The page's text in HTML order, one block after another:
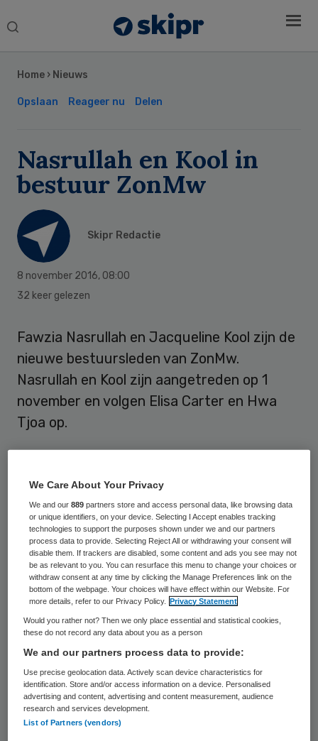
Search
Home › Nieuws
Opslaan Reageer nu Delen
Nasrullah en Kool in
bestuur ZonMw
Skipr Redactie
8 november 2016, 08:00
32 keer gelezen
Fawzia Nasrullah en Jacqueline Kool zijn de
nieuwe bestuursleden van ZonMw.
Nasrullah en Kool zijn aangetreden op 1
november en volgen Elisa Carter en Hwa
Tjoa op.
en Kool zijn officieel voor vier jaar benoemd
door minister Schippers van VWS en het
Algemeen Bestuur van de Nederlandse
Organisatie voor Wetenschappelijk
Onderzoek (NWO).
Jeugdzorg
Fawzia Nasrullah bekleedde verschillende
posities in de jeugdzorg en de
volwassenenpsychiatrie. Zij is nu
bestuurder van jeugdzorgorganisatie
Youké. Daarnaast is ze voorzitter van de
Sidebar
We Care About Your Privacy
We and our889 partners store and access personal data, like browsing data
or unique identifiers, on your device. Selecting I Accept enables tracking
technologies to support the purposes shown under we and our partners
process data to provide. Selecting Reject All or withdrawing your consent will
disable them. If trackers are disabled, some content and ads you see may not
be as relevant to you. You can resurface this menu to change your choices or
withdraw consent at any time by clicking the Manage Preferences link on the
bottom of the webpage. Your choices will have effect within our Website. For
more details, refer to our Privacy Policy.
Privacy Statement
Would you rather not? Then we only place essential and statistical cookies,
these do not record any data about you as a person
We and our partners process data to provide:
Use precise geolocation data. Actively scan device characteristics for
identification. Store and/or access information on a device. Personalised
advertising and content, advertising and content measurement, audience
research and services development.
List of Partners (vendors)